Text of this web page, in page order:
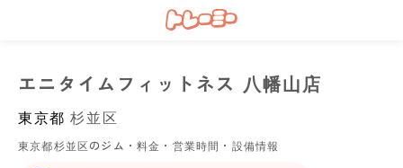
エニタイムフィットネス 八幡山店
東京都 杉並区
東京都杉並区のジム・料金・営業時間・設備情報